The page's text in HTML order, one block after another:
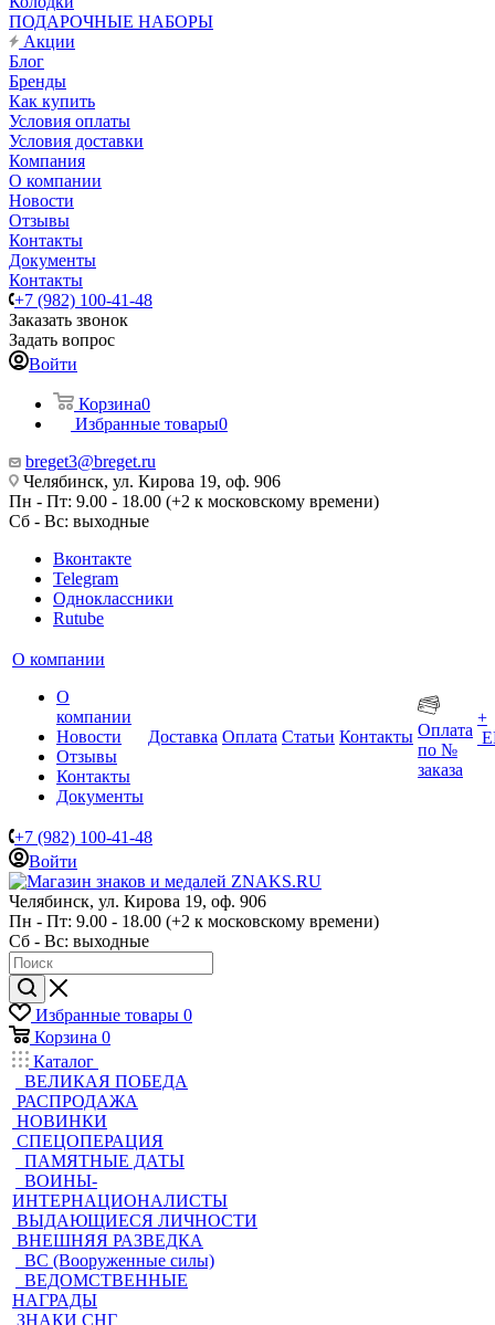
ПОДАРОЧНЫЕ НАБОРЫ
Акции
Блог
Бренды
Как купить
Условия оплаты
Условия доставки
Компания
О компании
Новости
Отзывы
Контакты
Документы
Контакты
+7 (982) 100-41-48
Заказать звонок
Задать вопрос
Войти
Корзина0
Избранные товары0
breget3@breget.ru
Челябинск, ул. Кирова 19, оф. 906
Пн - Пт: 9.00 - 18.00 (+2 к московскому времени)
Сб - Вс: выходные
Вконтакте
Telegram
Одноклассники
Rutube
О компании
О
компании
Новости
Отзывы
Контакты
Документы
Доставка Оплата Статьи Контакты Оплата
по №
заказа
+
+7 (982) 100-41-48
Войти
Челябинск, ул. Кирова 19, оф. 906
Пн - Пт: 9.00 - 18.00 (+2 к московскому времени)
Сб - Вс: выходные
Избранные товары 0
Корзина 0
Каталог
ВЕЛИКАЯ ПОБЕДА
РАСПРОДАЖА
НОВИНКИ
СПЕЦОПЕРАЦИЯ
ПАМЯТНЫЕ ДАТЫ
ВОИНЫ-
ИНТЕРНАЦИОНАЛИСТЫ
ВЫДАЮЩИЕСЯ ЛИЧНОСТИ
ВНЕШНЯЯ РАЗВЕДКА
ВС (Вооруженные силы)
ВЕДОМСТВЕННЫЕ
НАГРАДЫ
ЗНАКИ СНГ